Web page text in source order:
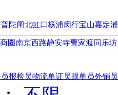
普陀闸北虹口杨浦闵行宝山嘉定
圈南京西路静安寺曹家渡同乐坊
报检员物流单证员跟单员外销员